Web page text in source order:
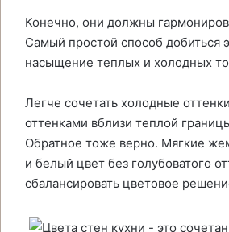
Конечно, они должны
Самый простой способ добиться
насыщение теплых и холодных
Легче сочетать холодные
оттенками вблизи теплой
Обратное тоже верно. Мягкие
и белый цвет без голубоватого
сбалансировать цветовое